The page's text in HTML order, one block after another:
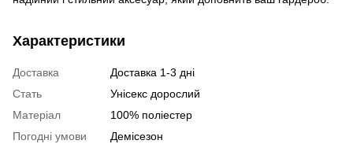
Характеристики
Доставка
Доставка 1-3 дні
Стать
Унісекс дорослий
Матеріал
100% полiестер
Погодні умови
Демісезон